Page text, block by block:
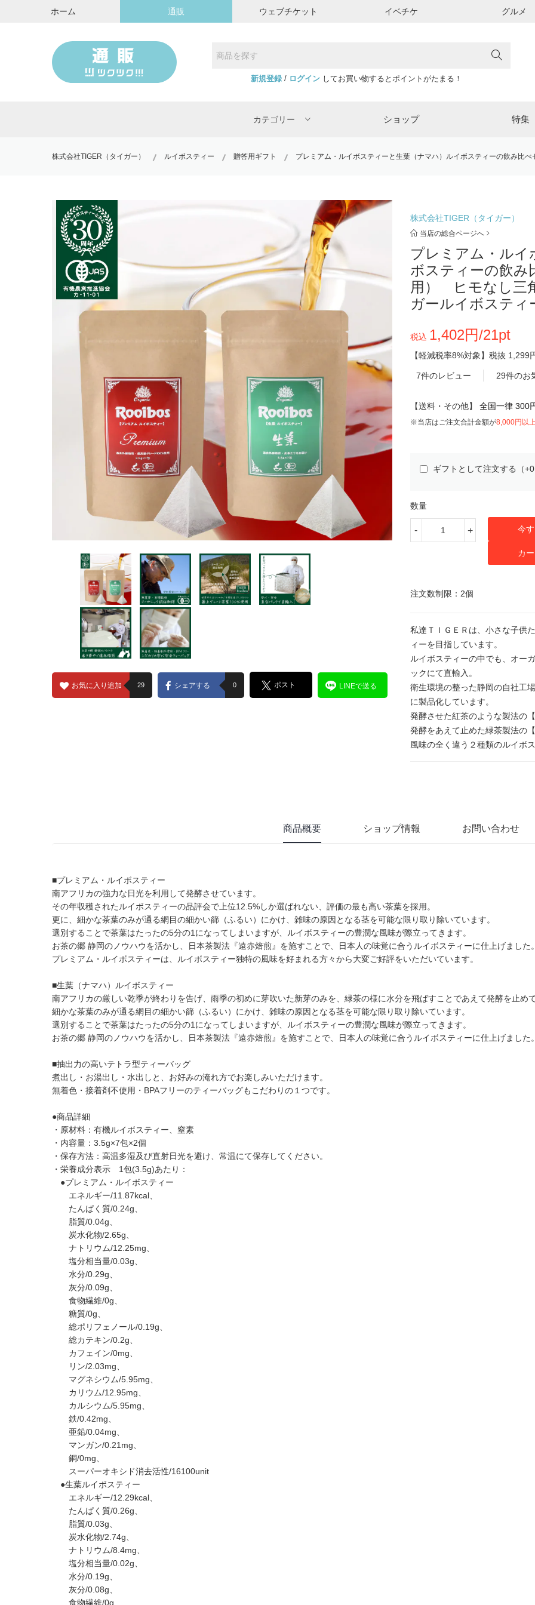
ホーム 通販 ウェブチケット イベチケ グルメ
新規登録/ ログインしてお買い物するとポイントがたまる！
カテゴリー ショップ 特集
株式会社TIGER（タイガー） ルイボスティー 贈答用ギフト プレミアム・ルイボスティーと生葉（ナマハ）ルイボスティーの飲み比
お気に入り追加 29 シェアする 0 ポスト LINEで送る
株式会社TIGER（タイガー）
当店の総合ページへ
プレミアム・ルイ
ボスティーの飲み
用） ヒモなし三
ガールイボスティ
税込 1,402円/21pt
【軽減税率8%対象】 税抜 1,299
7件のレビュー 29件のお
【送料・その他】 全国一律 300
※当店はご注文合計金額が8,000円以
ギフトとして注文する（+0
数量
- + 今
カ
注文数制限：2個
私達ＴＩＧＥＲは、小さな子供
ィーを目指しています。
ルイボスティーの中でも、オー
ックにて直輸入。
衛生環境の整った静岡の自社工
に製品化しています。
発酵させた紅茶のような製法の
発酵をあえて止めた緑茶製法の
風味の全く違う２種類のルイボ
商品概要 ショップ情報 お問い合わせ
■プレミアム・ルイボスティー
南アフリカの強力な日光を利用して発酵させています。
その年収穫されたルイボスティーの品評会で上位12.5%しか選ばれない、評価の最も高い茶葉を採用。
更に、細かな茶葉のみが通る網目の細かい篩（ふるい）にかけ、雑味の原因となる茎を可能な限り取り除いています。
選別することで茶葉はたったの5分の1になってしまいますが、ルイボスティーの豊潤な風味が際立ってきます。
お茶の郷 静岡のノウハウを活かし、日本茶製法『遠赤焙煎』を施すことで、日本人の味覚に合うルイボスティーに仕上げました。
プレミアム・ルイボスティーは、ルイボスティー独特の風味を好まれる方々から大変ご好評をいただいています。
■生葉（ナマハ）ルイボスティー
南アフリカの厳しい乾季が終わりを告げ、雨季の初めに芽吹いた新芽のみを、緑茶の様に水分を飛ばすことであえて発酵を止めて
細かな茶葉のみが通る網目の細かい篩（ふるい）にかけ、雑味の原因となる茎を可能な限り取り除いています。
選別することで茶葉はたったの5分の1になってしまいますが、ルイボスティーの豊潤な風味が際立ってきます。
お茶の郷 静岡のノウハウを活かし、日本茶製法『遠赤焙煎』を施すことで、日本人の味覚に合うルイボスティーに仕上げました。
■抽出力の高いテトラ型ティーバッグ
煮出し・お湯出し・水出しと、お好みの淹れ方でお楽しみいただけます。
無着色・接着剤不使用・BPAフリーのティーバッグもこだわりの１つです。
●商品詳細
・原材料：有機ルイボスティー、窒素
・内容量：3.5g×7包×2個
・保存方法：高温多湿及び直射日光を避け、常温にて保存してください。
・栄養成分表示 1包(3.5g)あたり：
●プレミアム・ルイボスティー
エネルギー/11.87kcal、
たんぱく質/0.24g、
脂質/0.04g、
炭水化物/2.65g、
ナトリウム/12.25mg、
塩分相当量/0.03g、
水分/0.29g、
灰分/0.09g、
食物繊維/0g、
糖質/0g、
総ポリフェノール/0.19g、
総カテキン/0.2g、
カフェイン/0mg、
リン/2.03mg、
マグネシウム/5.95mg、
カリウム/12.95mg、
カルシウム/5.95mg、
鉄/0.42mg、
亜鉛/0.04mg、
マンガン/0.21mg、
銅/0mg、
スーパーオキシド消去活性/16100unit
●生葉ルイボスティー
エネルギー/12.29kcal、
たんぱく質/0.26g、
脂質/0.03g、
炭水化物/2.74g、
ナトリウム/8.4mg、
塩分相当量/0.02g、
水分/0.19g、
灰分/0.08g、
食物繊維/0g、